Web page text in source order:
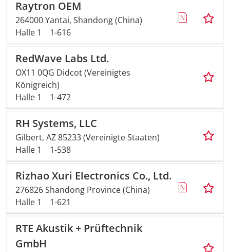
Raytron OEM
264000 Yantai, Shandong (China)
Halle 1
1-616
RedWave Labs Ltd.
OX11 0QG Didcot (Vereinigtes
Königreich)
Halle 1
1-472
RH Systems, LLC
Gilbert, AZ 85233 (Vereinigte Staaten)
Halle 1
1-538
Rizhao Xuri Electronics Co., Ltd.
276826 Shandong Province (China)
Halle 1
1-621
RTE Akustik + Prüftechnik
GmbH